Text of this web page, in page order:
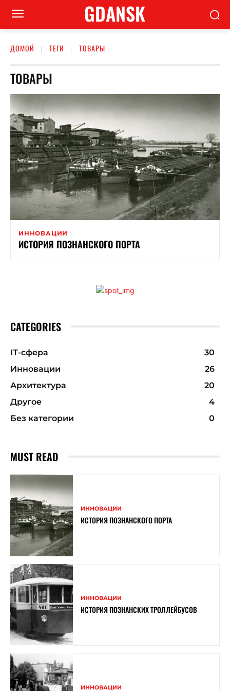
GDANSK
ДОМОЙ ТЕГИ ТОВАРЫ
ТОВАРЫ
ИННОВАЦИИ
ИСТОРИЯ ПОЗНАНСКОГО ПОРТА
CATEGORIES
ІТ-сфера
30
Инновации
26
Архитектура
20
Другое
4
Без категории
0
MUST READ
ИННОВАЦИИ
ИСТОРИЯ ПОЗНАНСКОГО ПОРТА
ИННОВАЦИИ
ИСТОРИЯ ПОЗНАНСКИХ ТРОЛЛЕЙБУСОВ
ИННОВАЦИИ